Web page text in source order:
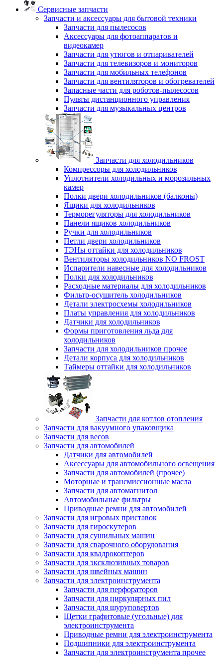
Сервисные запчасти
Запчасти и аксессуары для бытовой техники
Запчасти для пылесосов
Аксессуары для фотоаппаратов и
видеокамер
Запчасти для утюгов и отпаривателей
Запчасти для телевизоров и мониторов
Запчасти для мобильных телефонов
Запчасти для вентиляторов и обогревателей
Запасные части для роботов-пылесосов
Пульты дистанционного управления
Запчасти для музыкальных центров
Запчасти для холодильников
Компрессоры для холодильников
Уплотнители холодильных и морозильных
камер
Полки двери холодильников (балконы)
Ящики для холодильников
Терморегуляторы для холодильников
Панели ящиков холодильников
Ручки для холодильников
Петли двери холодильников
ТЭНы оттайки для холодильников
Вентиляторы холодильников NO FROST
Испарители навесные для холодильников
Полки для холодильников
Расходные материалы для холодильников
Фильтр-осушитель холодильников
Детали электросхемы холодильников
Платы управления для холодильников
Датчики для холодильников
Формы приготовления льда для
холодильников
Запчасти для холодильников прочее
Детали корпуса для холодильников
Таймеры оттайки для холодильников
Запчасти для котлов отопления
Запчасти для вакуумного упаковщика
Запчасти для весов
Запчасти для автомобилей
Датчики для автомобилей
Аксессуары для автомобильного освещения
Запчасти для автомобилей (прочее)
Моторные и трансмиссионные масла
Запчасти для автомагнитол
Автомобильные фильтры
Приводные ремни для автомобилей
Запчасти для игровых приставок
Запчасти для гироскутеров
Запчасти для сушильных машин
Запчасти для сварочного оборудования
Запчасти для квадрокоптеров
Запчасти для эксклюзивных товаров
Запчасти для швейных машин
Запчасти для электроинструмента
Запчасти для перфораторов
Запчасти для циркулярных пил
Запчасти для шуруповертов
Щетки графитовые (угольные) для
электроинструмента
Приводные ремни для электроинструмента
Подшипники для электроинструмента
Запчасти для электроинструмента прочее